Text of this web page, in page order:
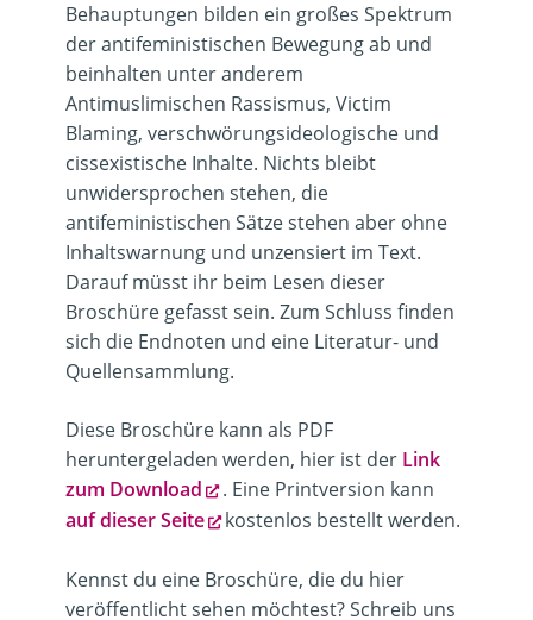
Behauptungen bilden ein großes Spektrum
der antifeministischen Bewegung ab und
beinhalten unter anderem
Antimuslimischen Rassismus, Victim
Blaming, verschwörungsideologische und
cissexistische Inhalte. Nichts bleibt
unwidersprochen stehen, die
antifeministischen Sätze stehen aber ohne
Inhaltswarnung und unzensiert im Text.
Darauf müsst ihr beim Lesen dieser
Broschüre gefasst sein. Zum Schluss finden
sich die Endnoten und eine Literatur- und
Quellensammlung.
Diese Broschüre kann als PDF
heruntergeladen werden, hier ist der Link
zum Download
. Eine Printversion kann
auf dieser Seite
kostenlos bestellt werden.
Kennst du eine Broschüre, die du hier
veröffentlicht sehen möchtest? Schreib uns